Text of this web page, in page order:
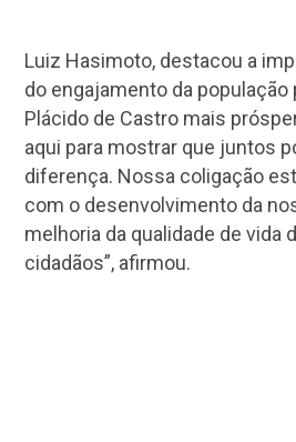
Luiz Hasimoto, destacou a
do engajamento da população
Plácido de Castro mais
aqui para mostrar que juntos
diferença. Nossa coligação
com o desenvolvimento da
melhoria da qualidade de vida
cidadãos”, afirmou.